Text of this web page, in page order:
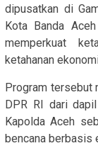
dipusatkan di
Kota Banda
memperkuat
ketahanan
Program tersebut
DPR RI dari
Kapolda Aceh
bencana berbasis